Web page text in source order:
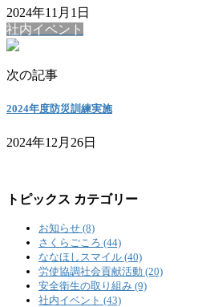
2024年11月1日
社内イベント
次の記事
2024年度防災訓練実施
2024年12月26日
トピックス カテゴリー
お知らせ (8)
さくらごころ (44)
ななほしスマイル (40)
労使協調社会貢献活動 (20)
安全衛生の取り組み (9)
社内イベント (43)